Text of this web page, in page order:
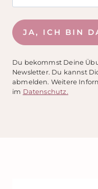
JA, ICH BIN
Du bekommst Deine
Newsletter. Du kannst
abmelden. Weitere
im Datenschutz.